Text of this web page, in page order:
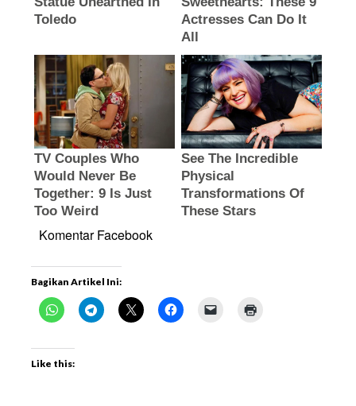
Komentar Facebook
Bagikan Artikel Ini:
Like this: